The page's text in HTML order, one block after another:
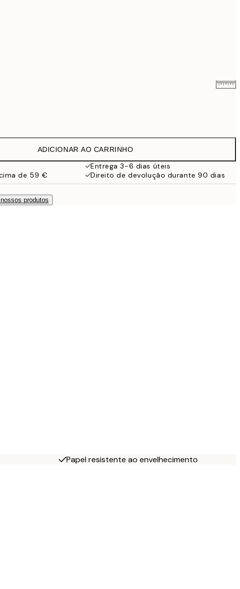
ADICIONAR AO CARRINHO
Entrega 3-6 dias úteis
de 59 €
Direito de devolução durante 90 dias
produtos
Papel resistente ao envelhecimento